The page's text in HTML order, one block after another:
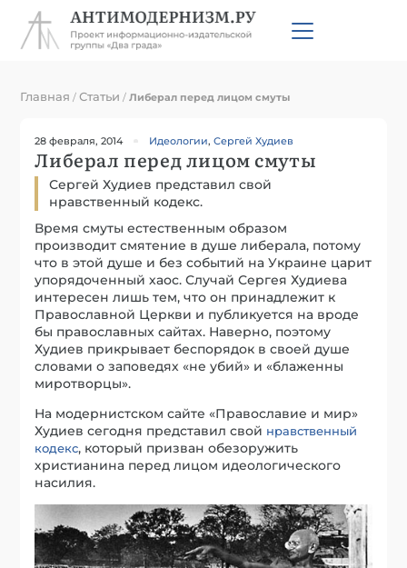
Главная /Статьи /Либерал перед лицом смуты
28 февраля, 2014 Идеологии,Сергей Худиев
Либерал перед лицом смуты
Сергей Худиев представил свой
нравственный кодекс.
Время смуты естественным образом
производит смятение в душе либерала, потому
что в этой душе и без событий на Украине царит
упорядоченный хаос. Случай Сергея Худиева
интересен лишь тем, что он принадлежит к
Православной Церкви и публикуется на вроде
бы православных сайтах. Наверно, поэтому
Худиев прикрывает беспорядок в своей душе
словами о заповедях «не убий» и «блаженны
миротворцы».
На модернистском сайте «Православие и мир»
Худиев сегодня представил свой нравственный
кодекс, который призван обезоружить
христианина перед лицом идеологического
насилия.